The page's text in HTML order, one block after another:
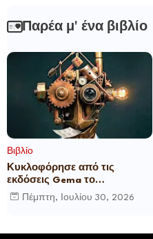
Παρέα μ' ένα βιβλίο
Βιβλίο
Κυκλοφόρησε από τις
εκδόσεις Gema το
μυθιστόρημα του γνωστού
δημοσιογράφου Γεώργιου Θ.
Πέμπτη, Ιουλίου 30, 2026